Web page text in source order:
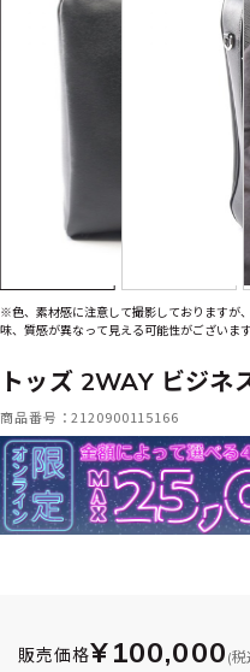
※色、素材感に注意して撮影しておりますが
味、質感が異なって見える可能性がございます
トッズ 2WAY ビジネ
商品番号：2120900115166
販売価格¥100,000 (税